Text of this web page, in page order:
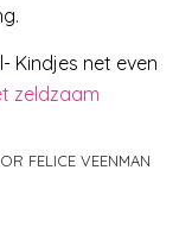
Kindjes net even
zeldzaam
FELICE VEENMAN